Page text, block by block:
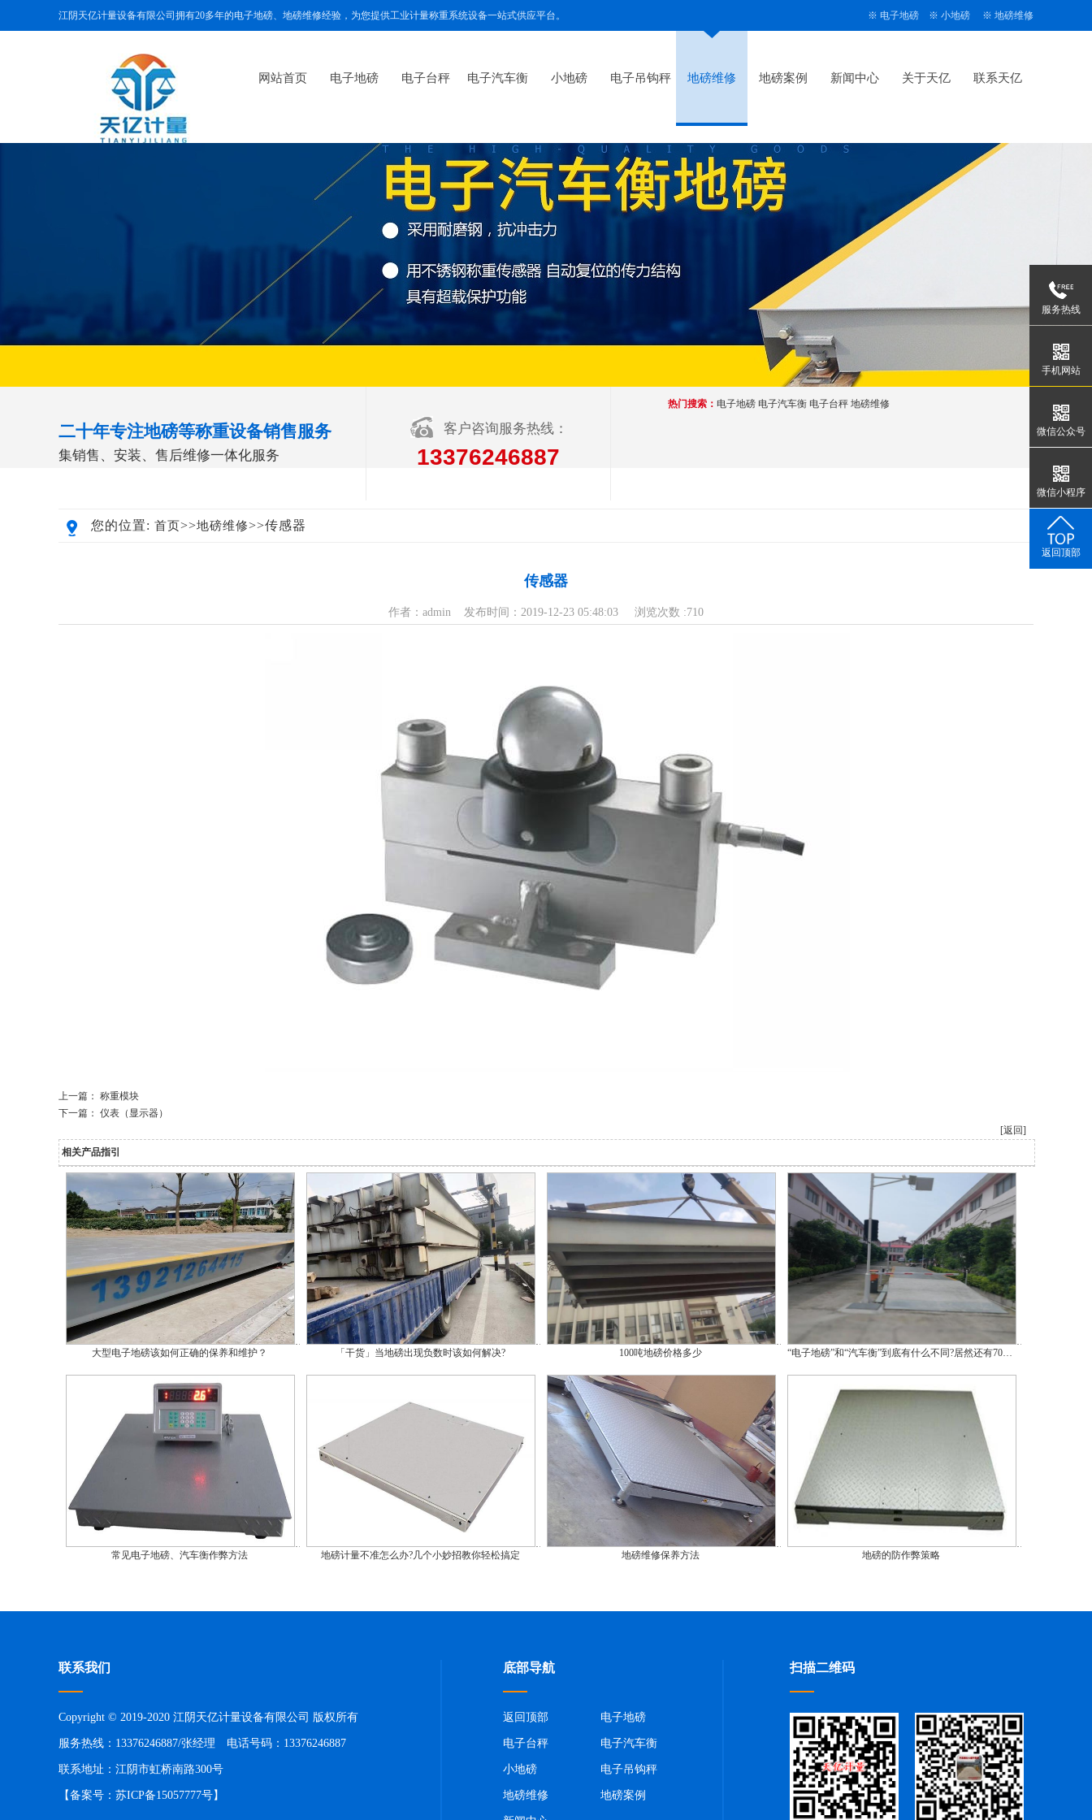
江阴天亿计量设备有限公司拥有20多年的电子地磅、地磅维修经验，为您提供工业计量称重系统设备一站式供应平台。 ※ 电子地磅 ※ 小地磅 ※ 地磅维修
网站首页 电子地磅 电子台秤 电子汽车衡 小地磅 电子吊钩秤 地磅维修 地磅案例 新闻中心 关于天亿 联系天亿
二十年专注地磅等称重设备销售服务
集销售、安装、售后维修一体化服务
客户咨询服务热线：
13376246887
热门搜索： 电子地磅 电子汽车衡 电子台秤 地磅维修
您的位置: 首页>>地磅维修>>传感器
传感器
作者：admin 发布时间：2019-12-23 05:48:03 浏览次数 :710
上一篇： 称重模块
下一篇： 仪表（显示器）
[返回]
相关产品指引
大型电子地磅该如何正确的保养和维护？ 「干货」当地磅出现负数时该如何解决? 100吨地磅价格多少 “电子地磅”和“汽车衡”到底有什么不同?居然还有70%人分不清楚
常见电子地磅、汽车衡作弊方法 地磅计量不准怎么办?几个小妙招教你轻松搞定 地磅维修保养方法 地磅的防作弊策略
联系我们
Copyright © 2019-2020 江阴天亿计量设备有限公司 版权所有
服务热线：13376246887/张经理 电话号码：13376246887
联系地址：江阴市虹桥南路300号
【备案号： 苏ICP备15057777号】
底部导航
返回顶部 电子地磅
电子台秤 电子汽车衡
小地磅 电子吊钩秤
地磅维修 地磅案例
扫描二维码
服务热线
手机网站
微信公众号
微信小程序
返回顶部